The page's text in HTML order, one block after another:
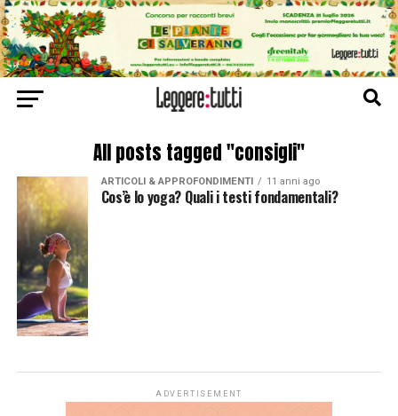
All posts tagged "consigli"
ARTICOLI & APPROFONDIMENTI 11 anni ago
Cos’è lo yoga? Quali i testi fondamentali?
ADVERTISEMENT